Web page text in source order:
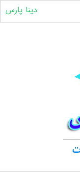
دینا پارس